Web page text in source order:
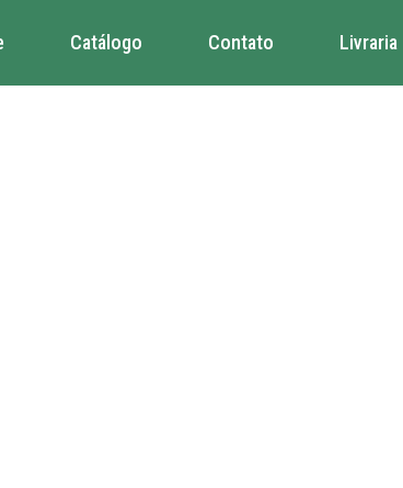
Catálogo Contato Livraria